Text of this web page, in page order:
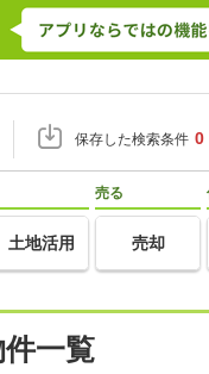
保存した検索条件 0
土地活用
売る
売却
一覧